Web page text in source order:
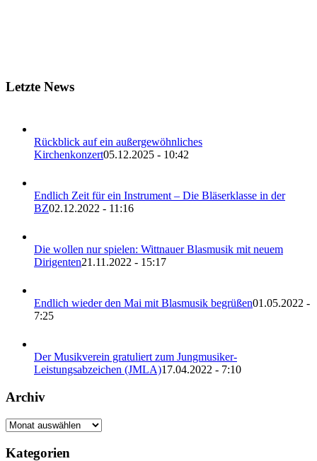
Letzte News
Rückblick auf ein außergewöhnliches
Kirchenkonzert05.12.2025 - 10:42
Endlich Zeit für ein Instrument – Die Bläserklasse in der
BZ02.12.2022 - 11:16
Die wollen nur spielen: Wittnauer Blasmusik mit neuem
Dirigenten21.11.2022 - 15:17
Endlich wieder den Mai mit Blasmusik begrüßen01.05.2022 -
7:25
Der Musikverein gratuliert zum Jungmusiker-
Leistungsabzeichen (JMLA)17.04.2022 - 7:10
Archiv
Archiv
Kategorien